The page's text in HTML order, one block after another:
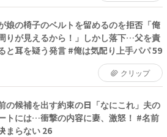
娘の椅子のベルトを留めるのを拒否「俺
りが見えるから！」しかし落下…父を責
と耳を疑う発言 #俺は気配り上手パパ 59
クリップ
の候補を出す約束の日「なにこれ」夫の
トには…衝撃の内容に妻、激怒！ #名前
まらない 26